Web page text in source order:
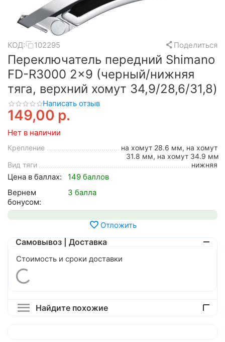
КОД: 102295 Поделиться
Переключатель передний Shimano
FD-R3000 2x9 (черный/нижняя
тяга, верхний хомут 34,9/28,6/31,8)
Написать отзыв
149,00 р.
Нет в наличии
Крепление
на хомут 28.6 мм, на хомут
31.8 мм, на хомут 34.9 мм
Вид тяги
нижняя
Цена в баллах:
149 баллов
Вернем
бонусом:
3 балла
Отложить
Самовывоз | Доставка
Стоимость и сроки доставки
Найдите похожие